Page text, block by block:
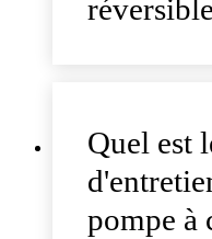
Quel est
pompe à